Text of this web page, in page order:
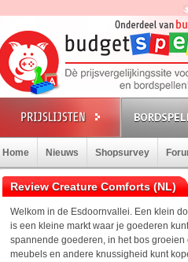
Home Nieuws Shopsurvey
Review Creature Comforts (NL)
Welkom in de Esdoornvallei. Een klein
is een kleine markt waar je goederen
spannende goederen, in het bos
meubels en andere knussigheid kunt